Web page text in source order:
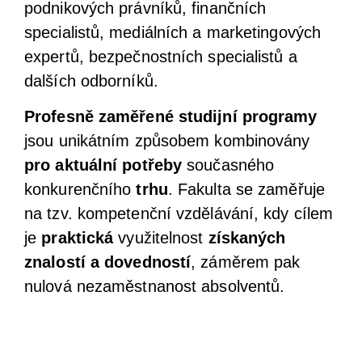
podnikových právníků, finančních
specialistů, mediálních a marketingových
expertů, bezpečnostních specialistů a
dalších odborníků.
Profesně zaměřené studijní programy
jsou unikátním způsobem kombinovány
pro aktuální potřebysoučasného
konkurenčního trhu. Fakulta se zaměřuje
na tzv. kompetenční vzdělávání, kdy cílem
je praktickávyužitelnost získaných
znalostí a dovedností, záměrem pak
nulová nezaměstnanost absolventů.